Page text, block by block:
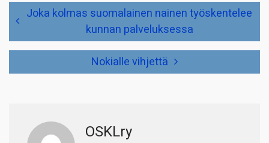
Artikkelien
selausJoka kolmas suomalainen nainen työskentelee
kunnan palveluksessa
Nokialle vihjettä
OSKLry